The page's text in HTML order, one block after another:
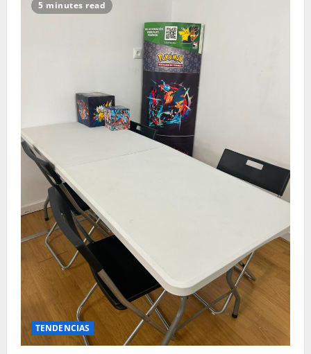
5 minutes read
TENDENCIAS